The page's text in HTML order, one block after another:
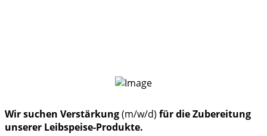
Wir suchen Verstärkung(m/w/d) für die Zubereitung
unserer Leibspeise-Produkte.